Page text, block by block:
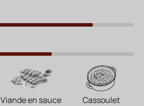
Viande en sauce Cassoulet